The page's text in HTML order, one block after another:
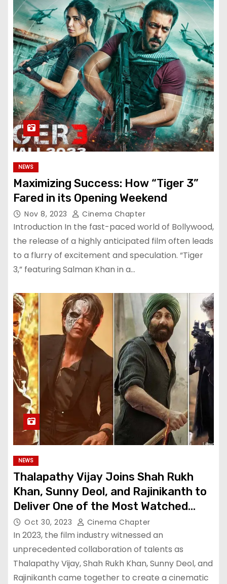
NEWS
Maximizing Success: How “Tiger 3”
Fared in its Opening Weekend
Nov 8, 2023 Cinema Chapter
Introduction In the fast-paced world of Bollywood,
the release of a highly anticipated film often leads
to a flurry of excitement and speculation. “Tiger
3,” featuring Salman Khan in a…
NEWS
Thalapathy Vijay Joins Shah Rukh
Khan, Sunny Deol, and Rajinikanth to
Deliver One of the Most Watched
Films of 2023: Here’s Its Footfalls
Oct 30, 2023 Cinema Chapter
In 2023, the film industry witnessed an
unprecedented collaboration of talents as
Thalapathy Vijay, Shah Rukh Khan, Sunny Deol, and
Rajinikanth came together to create a cinematic